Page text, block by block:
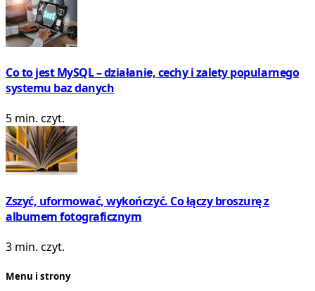
Co to jest MySQL – działanie, cechy i zalety popularnego
systemu baz danych
5 min. czyt.
Zszyć, uformować, wykończyć. Co łączy broszurę z
albumem fotograficznym
3 min. czyt.
Menu i strony